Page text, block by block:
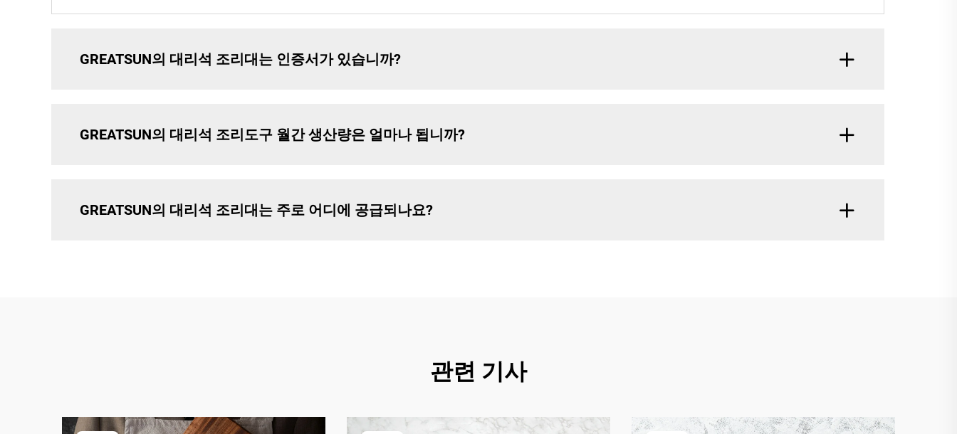
GREATSUN의 대리석 조리대는 인증서가 있습니까?
GREATSUN의 대리석 조리도구 월간 생산량은 얼마나 됩니까?
GREATSUN의 대리석 조리대는 주로 어디에 공급되나요?
관련 기사